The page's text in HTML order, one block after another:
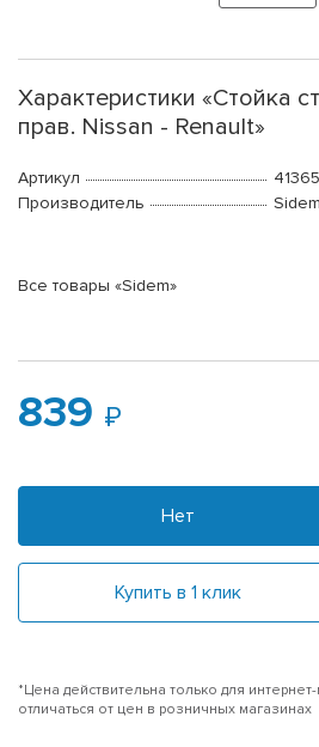
Характеристики «Стойка
прав. Nissan - Renault»
Артикул
41365
Производитель
Sidem
Все товары «Sidem»
839
Нет
Купить в 1 клик
*Цена действительна только для
отличаться от цен в розничных магазинах